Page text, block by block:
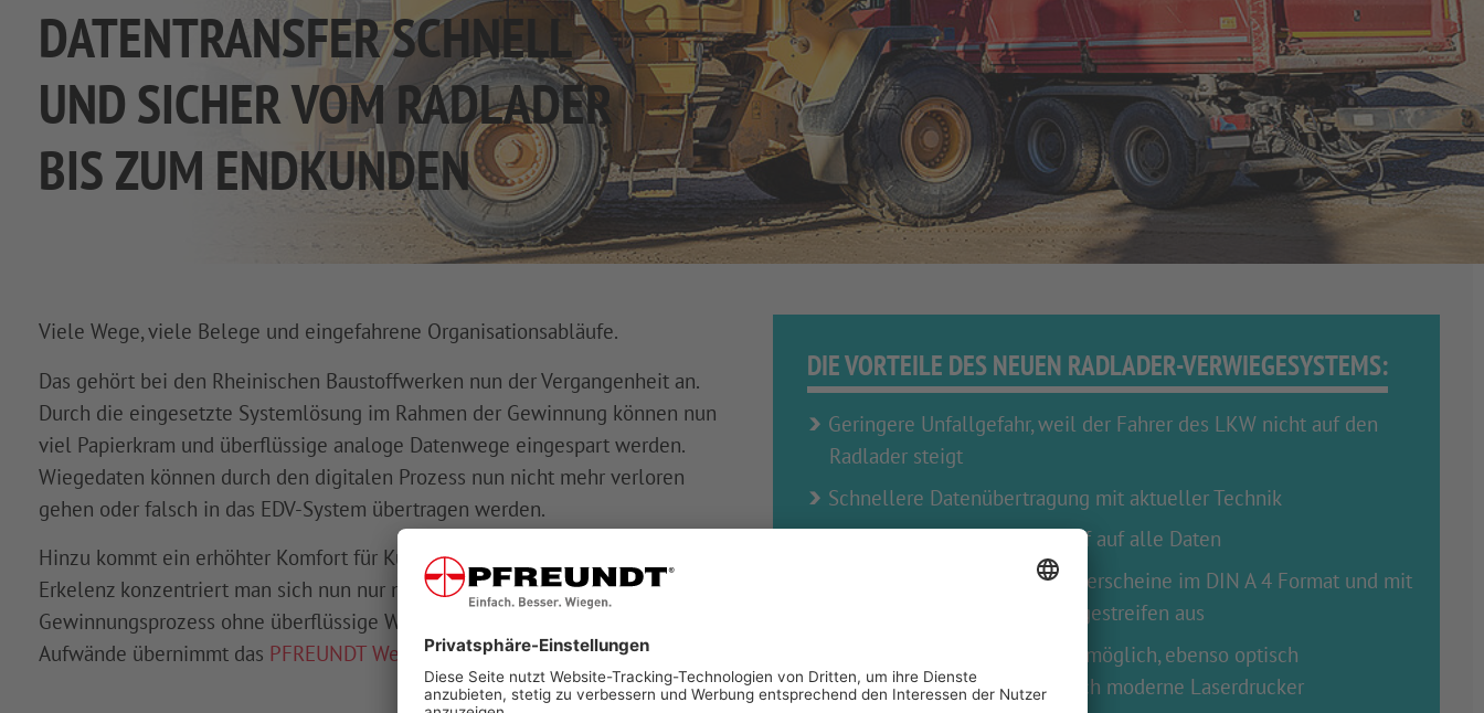
DATENTRANSFER SCHNELL
UND SICHER VOM RADLADER
BIS ZUM ENDKUNDEN
Viele Wege, viele Belege und eingefahrene Organisationsabläufe.
Das gehört bei den Rheinischen Baustoffwerken nun der Vergangenheit an.
Durch die eingesetzte Systemlösung im Rahmen der Gewinnung können nun
viel Papierkram und überflüssige analoge Datenwege eingespart werden.
Wiegedaten können durch den digitalen Prozess nun nicht mehr verloren
gehen oder falsch in das EDV-System übertragen werden.
Hinzu kommt ein erhöhter Komfort für Kunden und Mitarbeitende. In
Erkelenz konzentriert man sich nun nur noch um einen effizienten
Gewinnungsprozess ohne überflüssige Wartezeiten – bürokratische
Aufwände übernimmt das PFREUNDT Web Portal.
DIE VORTEILE DES NEUEN RADLADER-VERWIEGESYSTEMS:
Geringere Unfallgefahr, weil der Fahrer des LKW nicht auf den
Radlader steigt
Schnellere Datenübertragung mit aktueller Technik
Die Zentrale hat sofort Zugriff auf alle Daten
Das MFT Terminal druckt Lieferscheine im DIN A 4 Format und mit
mehr Daten als auf dem Wiegestreifen aus
Abdruck von Gütezeichen ist möglich, ebenso optisch
ansprechenderes Design durch moderne Laserdrucker